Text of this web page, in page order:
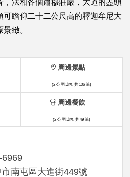
，法相各個肅穆莊嚴，大道的盡頭
可瞻仰二十二公尺高的釋迦牟尼大
緻。
6969
南屯區大進街449號
周邊景點
(2 公里以內, 共 106 筆)
周邊餐飲
(2 公里以內, 共 49 筆)